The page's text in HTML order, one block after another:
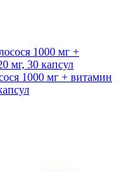
1000 мг + витамин